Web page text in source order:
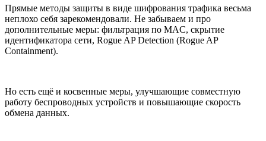
Прямые методы защиты в виде шифрования трафика весьма
неплохо себя зарекомендовали. Не забываем и про
дополнительные меры: фильтрация по MAC, скрытие
идентификатора сети, Rogue AP Detection (Rogue AP
Containment).
Но есть ещё и косвенные меры, улучшающие совместную
работу беспроводных устройств и повышающие скорость
обмена данных.